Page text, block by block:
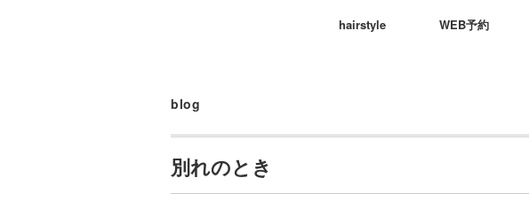
hairstyle WEB予約
blog
別れのとき